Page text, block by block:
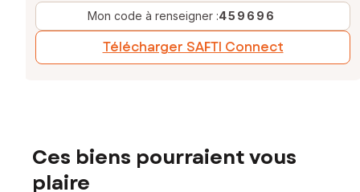
Mon code à renseigner :459696
Télécharger SAFTI Connect
Ces biens pourraient vous
plaire